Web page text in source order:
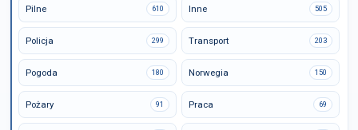
Pilne 610 Inne 505
Policja 299 Transport 203
Pogoda 180 Norwegia 150
Pożary 91 Praca 69